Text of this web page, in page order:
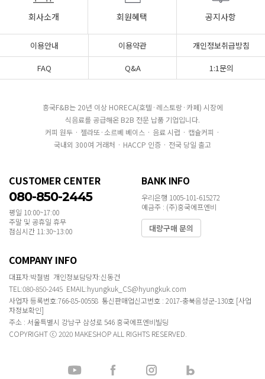
회사소개 회원혜택 공지사항
이용안내 이용약관
개인정보취급방침
FAQ
Q&A 1:1문의
흥국F&B는 20년 이상 HORECA(호텔·레스토랑·카페) 시장에
식음료를 공급해온 B2B 전문 납품 기업입니다.
커피 원두 · 젤라또·소르베 베이스 · 음료 시럽 · 캡슐커피 ·
국내외 300여 거래처 · HACCP 인증 · 전국 당일 출고
CUSTOMER CENTER
080-850-2445
평일 10:00~17:00
주말 및 공휴일 휴무
점심시간 11:30~13:00
BANK INFO
우리은행 1005-101-615272
예금주 : (주)흥국에프엔비
대량구매 문의
COMPANY INFO
대표자:박철범 개인정보담당자:신동건
TEL:080-850-2445 EMAIL:hyungkuk_CS@hyungkuk.com
사업자 등록번호:766-85-00558 통신판매업신고번호 : 2017-충북음성군-130호 [사업
자정보확인]
주소 : 서울특별시 강남구 삼성로 546 흥국에프엔비빌딩
COPYRIGHT ⓒ 2020 MAKESHOP ALL RIGHTS RESERVED.